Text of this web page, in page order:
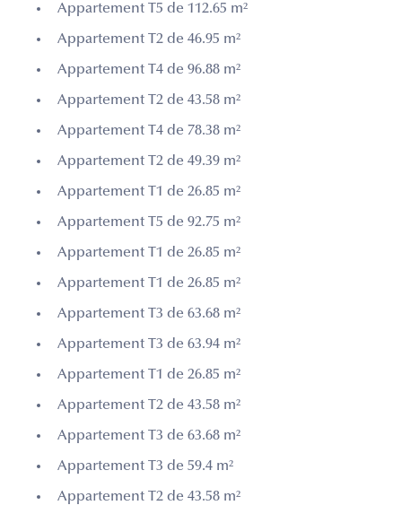
Appartement T5 de 112.65 m²
Appartement T2 de 46.95 m²
Appartement T4 de 96.88 m²
Appartement T2 de 43.58 m²
Appartement T4 de 78.38 m²
Appartement T2 de 49.39 m²
Appartement T1 de 26.85 m²
Appartement T5 de 92.75 m²
Appartement T1 de 26.85 m²
Appartement T1 de 26.85 m²
Appartement T3 de 63.68 m²
Appartement T3 de 63.94 m²
Appartement T1 de 26.85 m²
Appartement T2 de 43.58 m²
Appartement T3 de 63.68 m²
Appartement T3 de 59.4 m²
Appartement T2 de 43.58 m²